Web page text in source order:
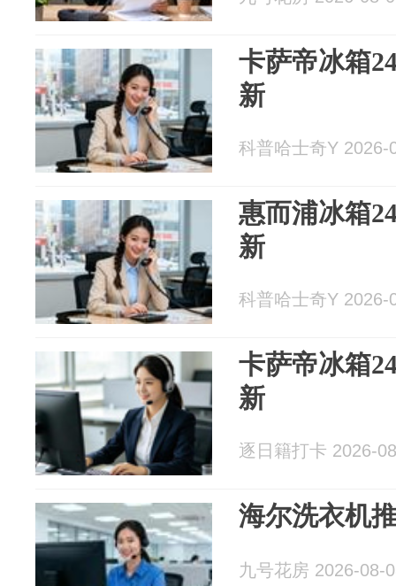
卡萨帝冰箱
新
科普哈士奇Y 2026-
惠而浦冰箱
新
科普哈士奇Y 2026-
卡萨帝冰箱
新
逐日籍打卡 2026-
海尔洗衣机
九号花房 2026-08-